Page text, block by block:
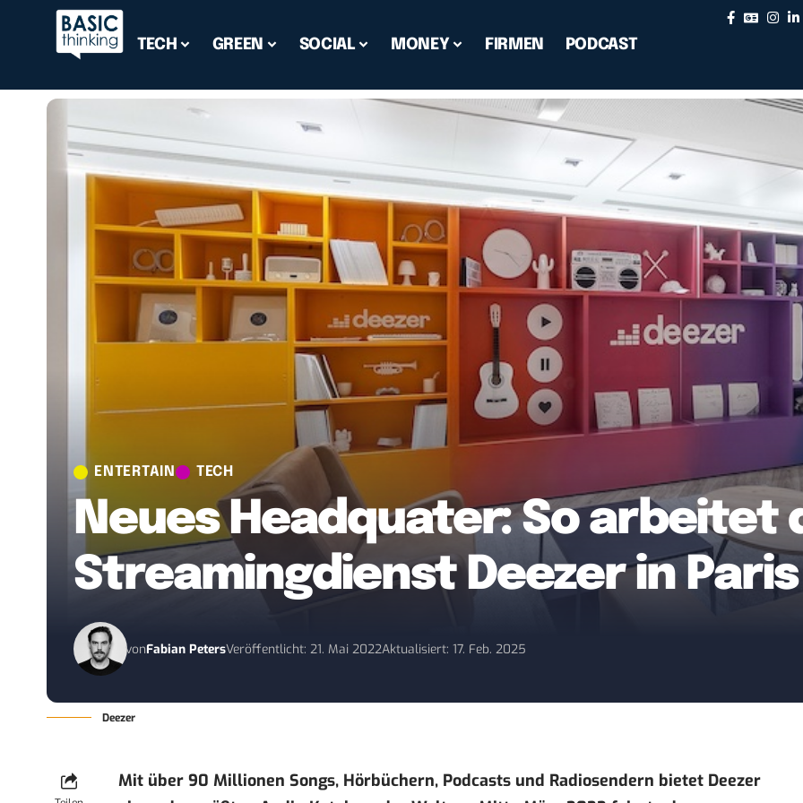
TECH GREEN SOCIAL MONEY FIRMEN PODCAST
ENTERTAIN TECH
Neues Headquater: So arbeitet
Streamingdienst Deezer in Paris
vonFabian PetersVeröffentlicht: 21. Mai 2022Aktualisiert: 17. Feb. 2025
Deezer
Mit über 90 Millionen Songs, Hörbüchern, Podcasts und Radiosendern bietet Deezer